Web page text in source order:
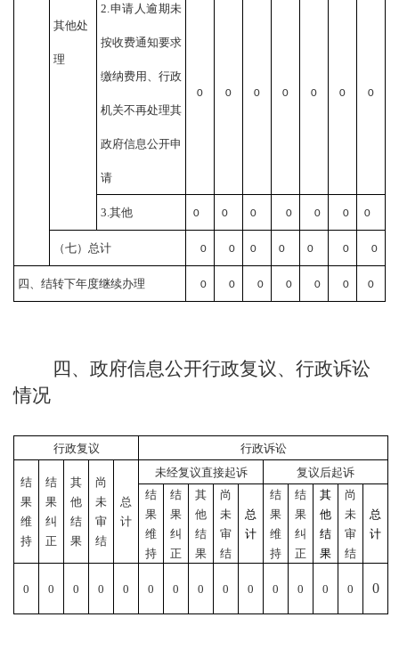
其他处
理
2.申请人逾期未
按收费通知要求
缴纳费用、行政
机关不再处理其
政府信息公开申
请
0 0 0 0 0 0 0
3.其他 0 0 0 0 0 0 0
（七）总计 0 0 0 0 0 0 0
四、结转下年度继续办理 0 0 0 0 0 0 0
四、政府信息公开行政复议、行政诉讼
情况
行政复议 行政诉讼
结
果
维
持
结
果
纠
正
其
他
结
果
尚
未
审
结
总
计
未经复议直接起诉
复议后起诉
结
果
维
持
结
果
纠
正
其
他
结
果
尚
未
审
结
总
计
结
果
维
持
结
果
纠
正
其
他
结
果
尚
未
审
结
总
计
0 0 0 0 0 0 0 0 0 0 0 0 0 0 0